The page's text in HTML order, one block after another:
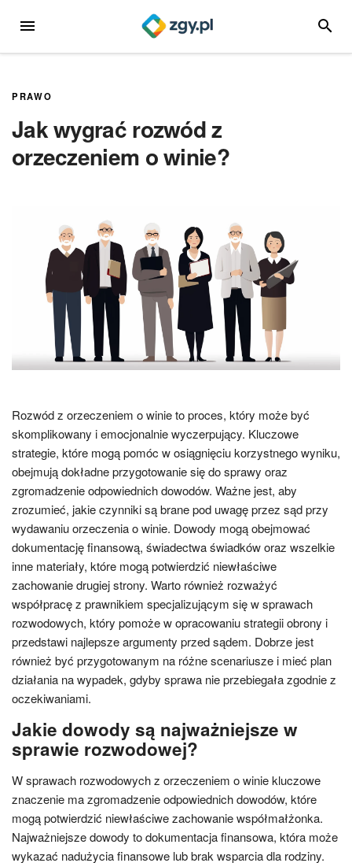
MENU
PRAWO
Jak wygrać rozwód z
orzeczeniem o winie?
Rozwód z orzeczeniem o winie to proces, który może być
skomplikowany i emocjonalnie wyczerpujący. Kluczowe
strategie, które mogą pomóc w osiągnięciu korzystnego wyniku,
obejmują dokładne przygotowanie się do sprawy oraz
zgromadzenie odpowiednich dowodów. Ważne jest, aby
zrozumieć, jakie czynniki są brane pod uwagę przez sąd przy
wydawaniu orzeczenia o winie. Dowody mogą obejmować
dokumentację finansową, świadectwa świadków oraz wszelkie
inne materiały, które mogą potwierdzić niewłaściwe
zachowanie drugiej strony. Warto również rozważyć
współpracę z prawnikiem specjalizującym się w sprawach
rozwodowych, który pomoże w opracowaniu strategii obrony i
przedstawi najlepsze argumenty przed sądem. Dobrze jest
również być przygotowanym na różne scenariusze i mieć plan
działania na wypadek, gdyby sprawa nie przebiegała zgodnie z
oczekiwaniami.
Jakie dowody są najważniejsze w
sprawie rozwodowej?
W sprawach rozwodowych z orzeczeniem o winie kluczowe
znaczenie ma zgromadzenie odpowiednich dowodów, które
mogą potwierdzić niewłaściwe zachowanie współmałżonka.
Najważniejsze dowody to dokumentacja finansowa, która może
wykazać nadużycia finansowe lub brak wsparcia dla rodziny.